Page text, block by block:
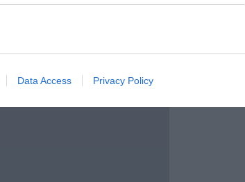
Data Access Privacy Policy